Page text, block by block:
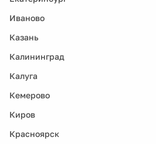
Иваново
Казань
Калининград
Калуга
Кемерово
Киров
Красноярск